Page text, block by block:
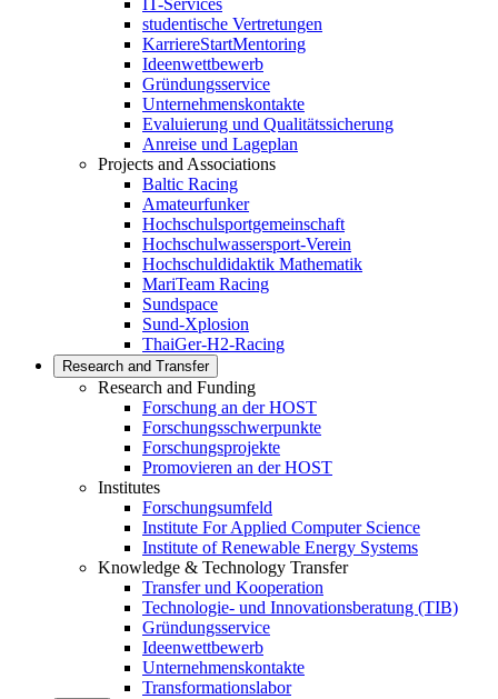
IT-Services
studentische Vertretungen
KarriereStartMentoring
Ideenwettbewerb
Gründungsservice
Unternehmenskontakte
Evaluierung und Qualitätssicherung
Anreise und Lageplan
Projects and Associations
Baltic Racing
Amateurfunker
Hochschulsportgemeinschaft
Hochschulwassersport-Verein
Hochschuldidaktik Mathematik
MariTeam Racing
Sundspace
Sund-Xplosion
ThaiGer-H2-Racing
Research and Transfer
Research and Funding
Forschung an der HOST
Forschungsschwerpunkte
Forschungsprojekte
Promovieren an der HOST
Institutes
Forschungsumfeld
Institute For Applied Computer Science
Institute of Renewable Energy Systems
Knowledge & Technology Transfer
Transfer und Kooperation
Technologie- und Innovationsberatung (TIB)
Gründungsservice
Ideenwettbewerb
Unternehmenskontakte
Transformationslabor